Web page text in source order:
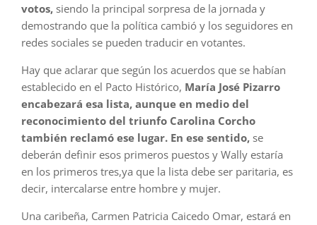
votos, siendo la principal sorpresa de la jornada y
demostrando que la política cambió y los seguidores en
redes sociales se pueden traducir en votantes.
Hay que aclarar que según los acuerdos que se habían
establecido en el Pacto Histórico, María José Pizarro
encabezará esa lista, aunque en medio del
reconocimiento del triunfo Carolina Corcho
también reclamó ese lugar. En ese sentido, se
deberán definir esos primeros puestos y Wally estaría
en los primeros tres,ya que la lista debe ser paritaria, es
decir, intercalarse entre hombre y mujer.
Una caribeña, Carmen Patricia Caicedo Omar, estará en